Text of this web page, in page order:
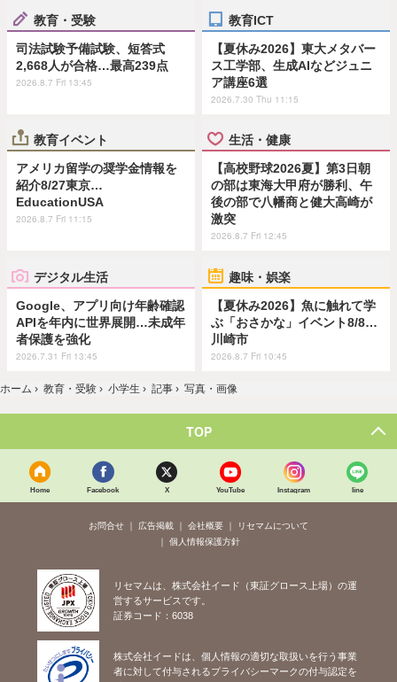
教育・受験
司法試験予備試験、短答式
2,668人が合格…最高239点
2026.8.7 Fri 13:45
教育ICT
【夏休み2026】東大メタバー
ス工学部、生成AIなどジュニ
ア講座6選
2026.7.30 Thu 11:15
教育イベント
アメリカ留学の奨学金情報を
紹介8/27東京…
EducationUSA
2026.8.7 Fri 11:15
生活・健康
【高校野球2026夏】第3日朝
の部は東海大甲府が勝利、午
後の部で八幡商と健大高崎が
激突
2026.8.7 Fri 12:45
デジタル生活
Google、アプリ向け年齢確認
APIを年内に世界展開…未成年
者保護を強化
2026.7.31 Fri 13:45
趣味・娯楽
【夏休み2026】魚に触れて学
ぶ「おさかな」イベント8/8…
川崎市
2026.8.7 Fri 10:45
ホーム › 教育・受験 › 小学生 › 記事 › 写真・画像
TOP
Home Facebook X YouTube Instagram line
お問合せ 広告掲載 会社概要
リセマムについて
個人情報保護方針
リセマムは、株式会社イード（東証グロース上場）の運
営するサービスです。
証券コード：6038
株式会社イードは、個人情報の適切な取扱いを行う事業
者に対して付与されるプライバシーマークの付与認定を